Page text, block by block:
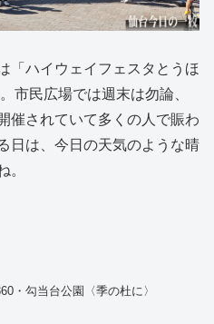
「ハイウェイフェスタとうほ
市民広場では週末は勿論、
催されていて多くの人で賑わ
日は、今日の天気のような晴
。
・勾当台公園〈季の杜に〉